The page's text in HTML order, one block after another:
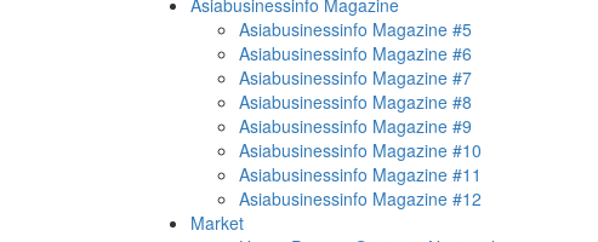
Asiabusinessinfo Magazine
Asiabusinessinfo Magazine #5
Asiabusinessinfo Magazine #6
Asiabusinessinfo Magazine #7
Asiabusinessinfo Magazine #8
Asiabusinessinfo Magazine #9
Asiabusinessinfo Magazine #10
Asiabusinessinfo Magazine #11
Asiabusinessinfo Magazine #12
Market